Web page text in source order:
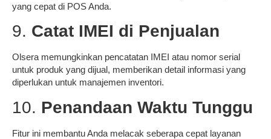
yang cepat di POS Anda.
9. Catat IMEI di Penjualan
Olsera memungkinkan pencatatan IMEI atau nomor serial
untuk produk yang dijual, memberikan detail informasi yang
diperlukan untuk manajemen inventori.
10. Penandaan Waktu Tunggu
Fitur ini membantu Anda melacak seberapa cepat layanan